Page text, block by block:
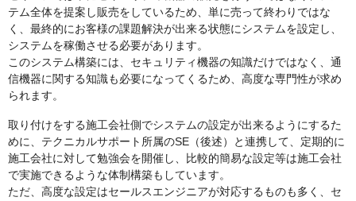
テム全体を提案し販売をしているため、単に売って終わりではな
く、最終的にお客様の課題解決が出来る状態にシステムを設定し、
システムを稼働させる必要があります。
このシステム構築には、セキュリティ機器の知識だけではなく、通
信機器に関する知識も必要になってくるため、高度な専門性が求め
られます。
取り付けをする施工会社側でシステムの設定が出来るようにするた
めに、テクニカルサポート所属のSE（後述）と連携して、定期的に
施工会社に対して勉強会を開催し、比較的簡易な設定等は施工会社
で実施できるような体制構築もしています。
ただ、高度な設定はセールスエンジニアが対応するものも多く、セ